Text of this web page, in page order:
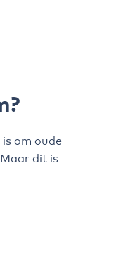
om oude
dit is